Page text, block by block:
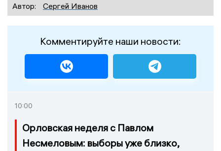
Автор: Сергей Иванов
Комментируйте наши новости:
10:00
Орловская неделя с Павлом
Несмеловым: выборы уже близко,